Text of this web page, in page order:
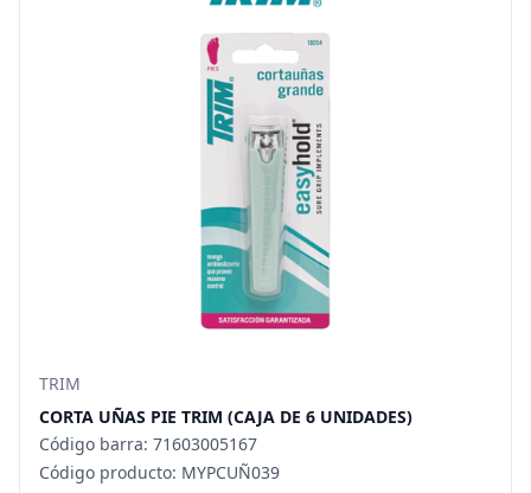
TRIM
CORTA UÑAS PIE TRIM (CAJA DE 6 UNIDADES)
Código barra: 71603005167
Código producto: MYPCUÑ039